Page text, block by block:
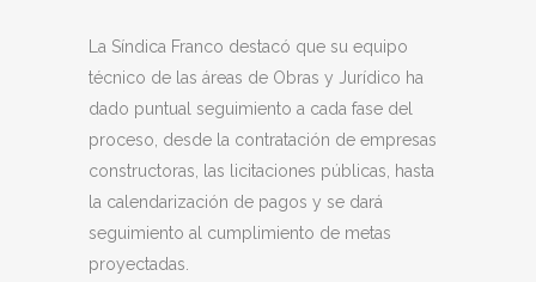
La Síndica Franco destacó que su equipo
técnico de las áreas de Obras y Jurídico ha
dado puntual seguimiento a cada fase del
proceso, desde la contratación de empresas
constructoras, las licitaciones públicas, hasta
la calendarización de pagos y se dará
seguimiento al cumplimiento de metas
proyectadas.